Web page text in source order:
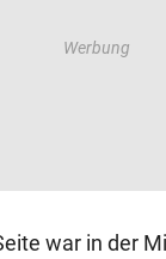
war in der